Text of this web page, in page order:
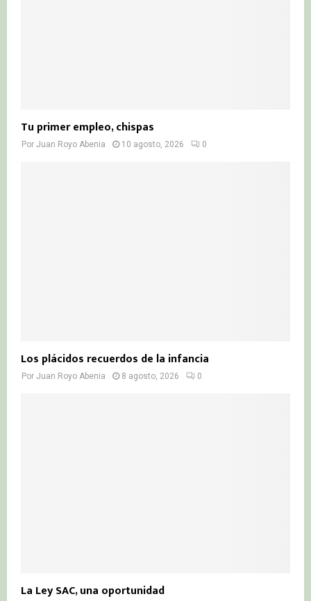
Tu primer empleo, chispas
Por Juan Royo Abenia 10 agosto, 2026 0
Los plácidos recuerdos de la infancia
Por Juan Royo Abenia 8 agosto, 2026 0
La Ley SAC, una oportunidad